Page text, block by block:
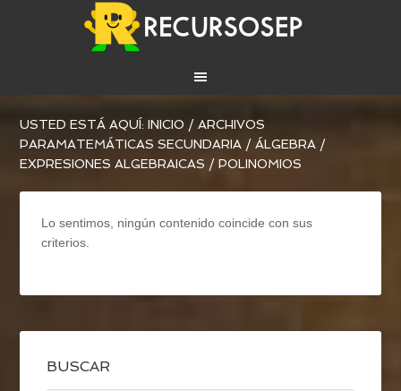
USTED ESTÁ AQUÍ:INICIO / ARCHIVOS
PARAMATEMÁTICAS SECUNDARIA / ÁLGEBRA /
EXPRESIONES ALGEBRAICAS / POLINOMIOS
Lo sentimos, ningún contenido coincide con sus
criterios.
BUSCAR